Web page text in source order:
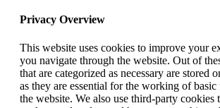
Privacy Overview
This website uses cookies to improve your
you navigate through the website. Out of
that are categorized as necessary are stored
as they are essential for the working of
the website. We also use third-party cookies